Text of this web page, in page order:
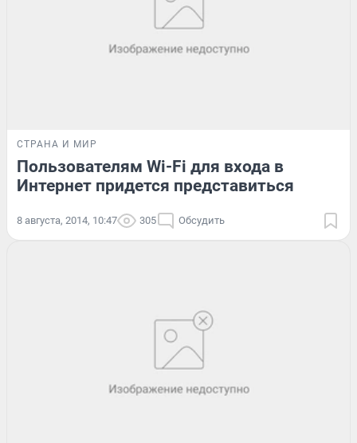
СТРАНА И МИР
Пользователям Wi-Fi для входа в
Интернет придется представиться
8 августа, 2014, 10:47 305 Обсудить